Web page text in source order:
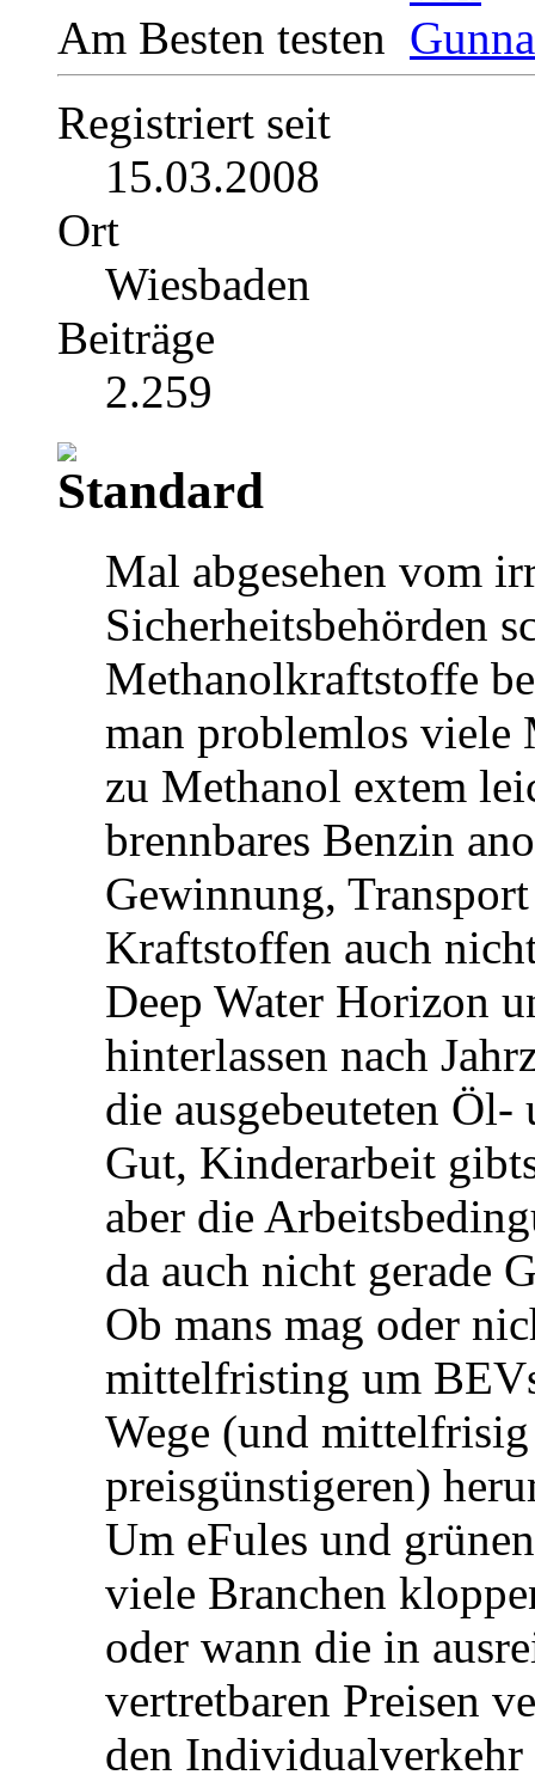
Am Besten testen
Registriert seit
15.03.2008
Ort
Wiesbaden
Beiträge
2.259
Mal abgesehen vom
Sicherheitsbehörden
Methanolkraftstoffe
man problemlos viele
zu Methanol extem
brennbares Benzin
Gewinnung,
Kraftstoffen auch
Deep Water Horizon
hinterlassen nach
die ausgebeuteten
Gut, Kinderarbeit
aber die
da auch nicht gerade
Ob mans mag oder
mittelfristing um
Wege (und
preisgünstigeren)
Um eFules und
viele Branchen
oder wann die in
vertretbaren Preisen
den